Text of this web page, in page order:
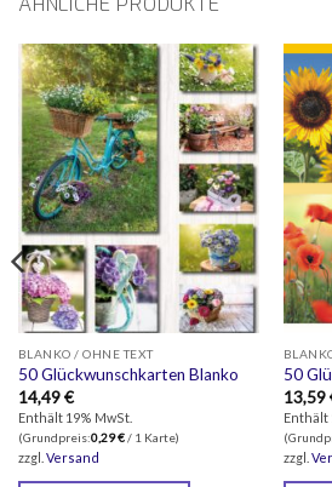
BLANKO / OHNE TEXT
50 Glückwunschkarten Blanko
14,49€
Enthält 19% MwSt.
(Grundpreis:0,29€/ 1 Karte)
zzgl. Versand
50
13,59
Enthält
zzgl.